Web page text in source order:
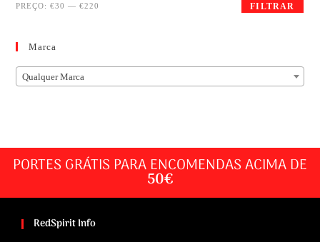
FILTRAR
PREÇO:€30 —€220
Marca
Qualquer Marca
PORTES GRÁTIS PARA ENCOMENDAS ACIMA DE
50€
RedSpirit Info